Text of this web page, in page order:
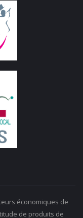
économiques de
de produits de